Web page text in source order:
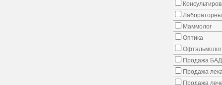
Маммолог
Оптика
Офтальмолог
Продажа
Продажа
Продажа